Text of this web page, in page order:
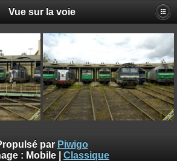
Vue sur la voie
par Piwigo
: Mobile Classique